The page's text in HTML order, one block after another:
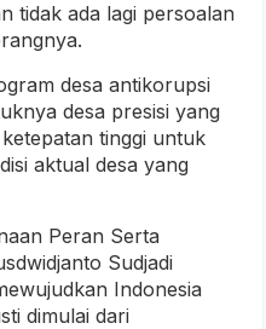
tidak ada lagi persoalan
desa antikorupsi
desa presisi yang
tinggi untuk
aktual desa yang
Peran Serta
Sudjadi
Indonesia
dimulai dari